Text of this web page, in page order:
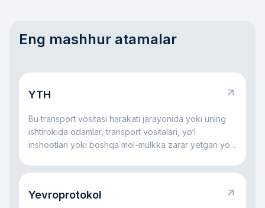
Eng mashhur atamalar
YTH
Bu transport vositasi harakati jarayonida yoki uning
ishtirokida odamlar, transport vositalari, yo‘l
inshootlari yoki boshqa mol-mulkka zarar yetgan yo‘l
Yevroprotokol